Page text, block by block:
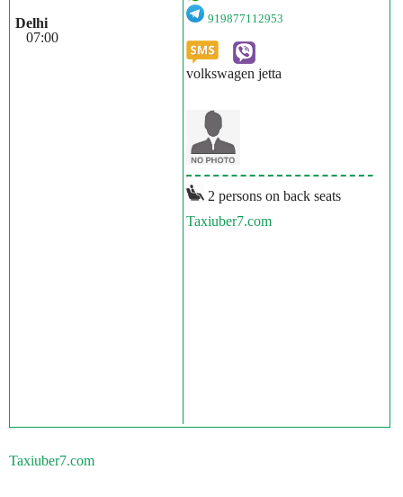
Delhi
07:00
919877112953
volkswagen jetta
2 persons on back seats
Taxiuber7.com
Taxiuber7.com